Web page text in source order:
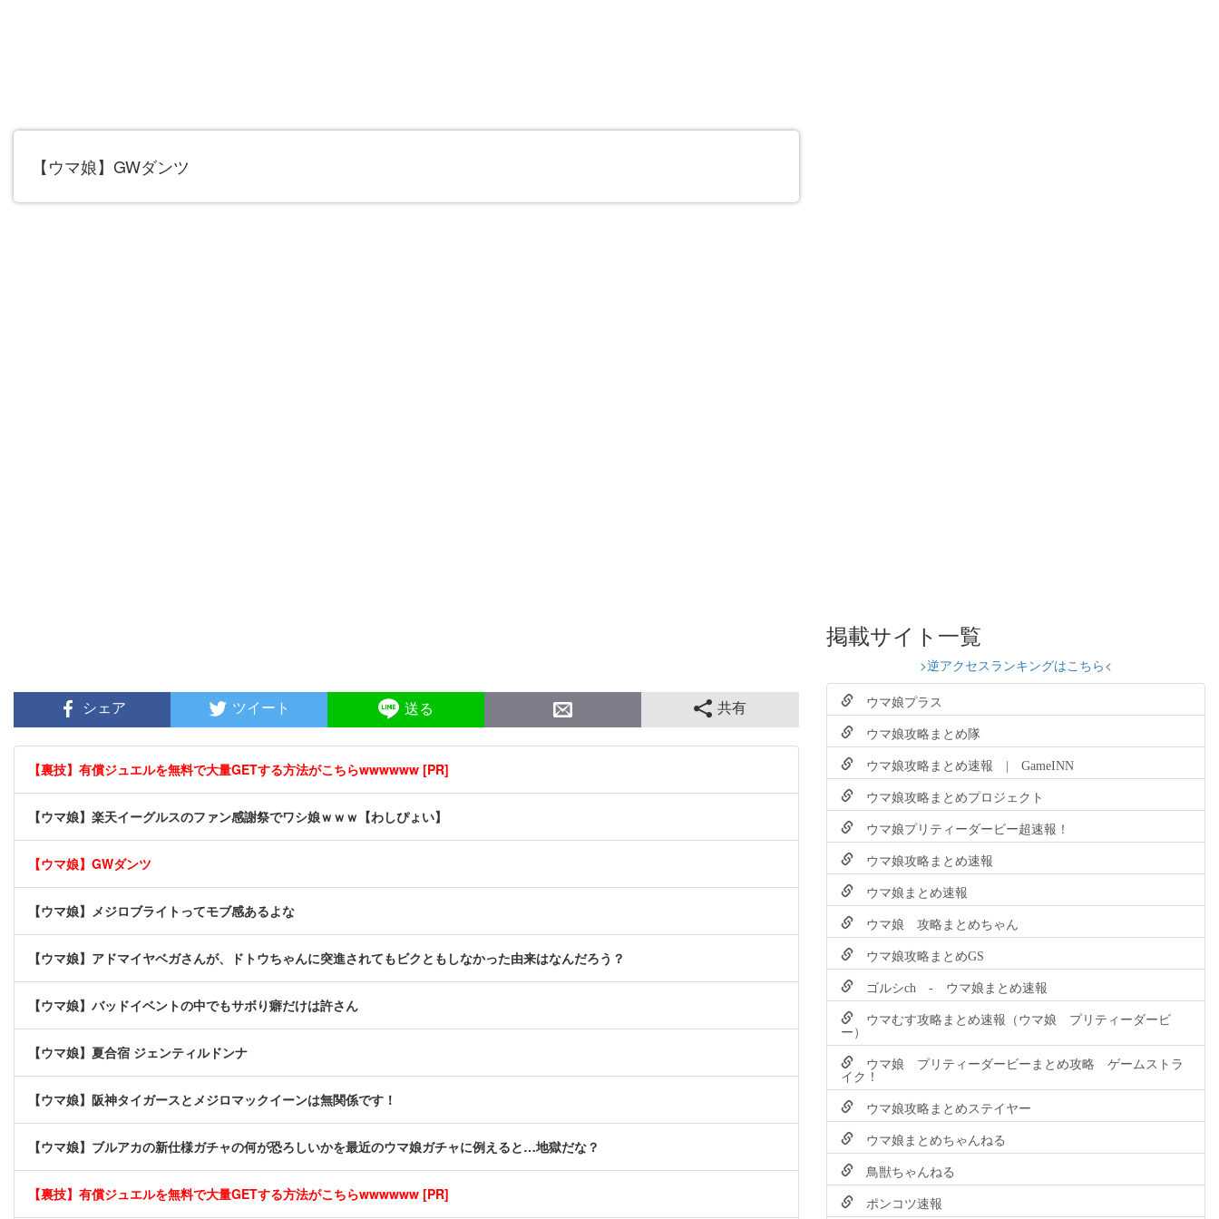
【ウマ娘】GWダンツ
シェア ツイート 送る 共有
【裏技】有償ジュエルを無料で大量GETする方法がこちらwwwwww [PR]
【ウマ娘】楽天イーグルスのファン感謝祭でワシ娘ｗｗｗ【わしぴょい】
【ウマ娘】GWダンツ
【ウマ娘】メジロブライトってモブ感あるよな
【ウマ娘】アドマイヤベガさんが、ドトウちゃんに突進されてもビクともしなかった由来はなんだろう？
【ウマ娘】バッドイベントの中でもサボり癖だけは許さん
【ウマ娘】夏合宿 ジェンティルドンナ
【ウマ娘】阪神タイガースとメジロマックイーンは無関係です！
【ウマ娘】ブルアカの新仕様ガチャの何が恐ろしいかを最近のウマ娘ガチャに例えると…地獄だな？
【裏技】有償ジュエルを無料で大量GETする方法がこちらwwwwww [PR]
掲載サイト一覧
>逆アクセスランキングはこちら<
ウマ娘プラス
ウマ娘攻略まとめ隊
ウマ娘攻略まとめ速報 | GameINN
ウマ娘攻略まとめプロジェクト
ウマ娘プリティーダービー超速報！
ウマ娘攻略まとめ速報
ウマ娘まとめ速報
ウマ娘 攻略まとめちゃん
ウマ娘攻略まとめGS
ゴルシch - ウマ娘まとめ速報
ウマむす攻略まとめ速報（ウマ娘 プリティーダービ
ー）
ウマ娘 プリティーダービーまとめ攻略 ゲームストラ
イク！
ウマ娘攻略まとめステイヤー
ウマ娘まとめちゃんねる
鳥獣ちゃんねる
ポンコツ速報